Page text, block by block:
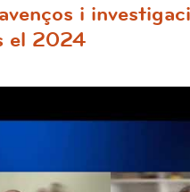
i
el 2024